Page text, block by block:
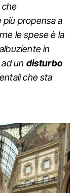
che
più propensa a
le spese è la
in
un disturbo
che sta